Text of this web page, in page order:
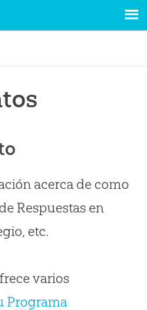
acerca de como
Respuestas en
etc.
varios
Programa